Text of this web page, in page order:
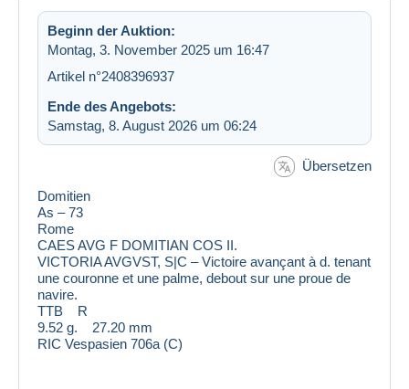
Beginn der Auktion:
Montag, 3. November 2025 um 16:47
Artikel n°2408396937
Ende des Angebots:
Samstag, 8. August 2026 um 06:24
Übersetzen
Domitien
As – 73
Rome
CAES AVG F DOMITIAN COS II.
VICTORIA AVGVST, S|C – Victoire avançant à d. tenant
une couronne et une palme, debout sur une proue de
navire.
TTB R
9.52 g. 27.20 mm
RIC Vespasien 706a (C)